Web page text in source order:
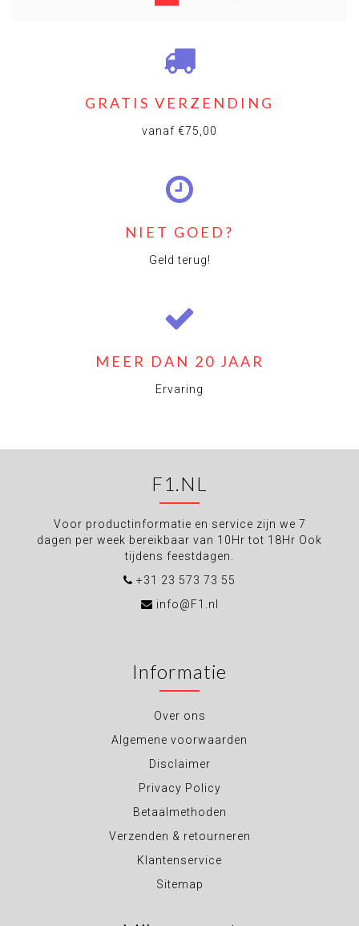
GRATIS VERZENDING
vanaf €75,00
NIET GOED?
Geld terug!
MEER DAN 20 JAAR
Ervaring
F1.NL
Voor productinformatie en service zijn we 7
dagen per week bereikbaar van 10Hr tot 18Hr Ook
tijdens feestdagen.
+31 23 573 73 55
info@F1.nl
Informatie
Over ons
Algemene voorwaarden
Disclaimer
Privacy Policy
Betaalmethoden
Verzenden & retourneren
Klantenservice
Sitemap